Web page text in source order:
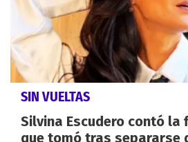
SIN VUELTAS
Silvina Escudero contó la
que tomó tras separarse